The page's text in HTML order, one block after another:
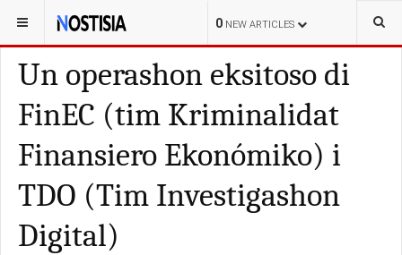
0 NEW ARTICLES
YOU ARE HERE: BONAIRE KORTE-POLISIAL
Un operashon eksitoso di
FinEC (tim Kriminalidat
Finansiero Ekonómiko) i
TDO (Tim Investigashon
Digital)